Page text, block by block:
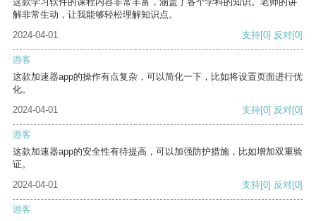
解非常生动，让我能够轻松理解知识点。
2024-04-01
支持[0] 反对[0]
游客
这款加速器app的操作有点复杂，可以简化一下，比如将设置页面进行优
化。
2024-04-01
支持[0] 反对[0]
游客
这款加速器app的安全性有待提高，可以加强防护措施，比如增加双重验
证。
2024-04-01
支持[0] 反对[0]
游客